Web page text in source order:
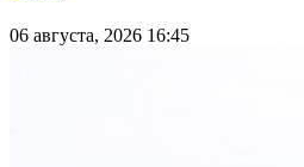
06 августа, 2026 16:45